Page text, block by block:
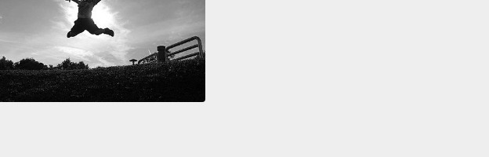
你會游泳嗎？
No. Are you listening?
不是。妳有在聽嗎？